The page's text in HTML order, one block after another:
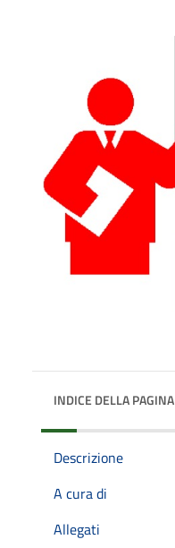
INDICE DELLA PAGINA
Descrizione
A cura di
Allegati